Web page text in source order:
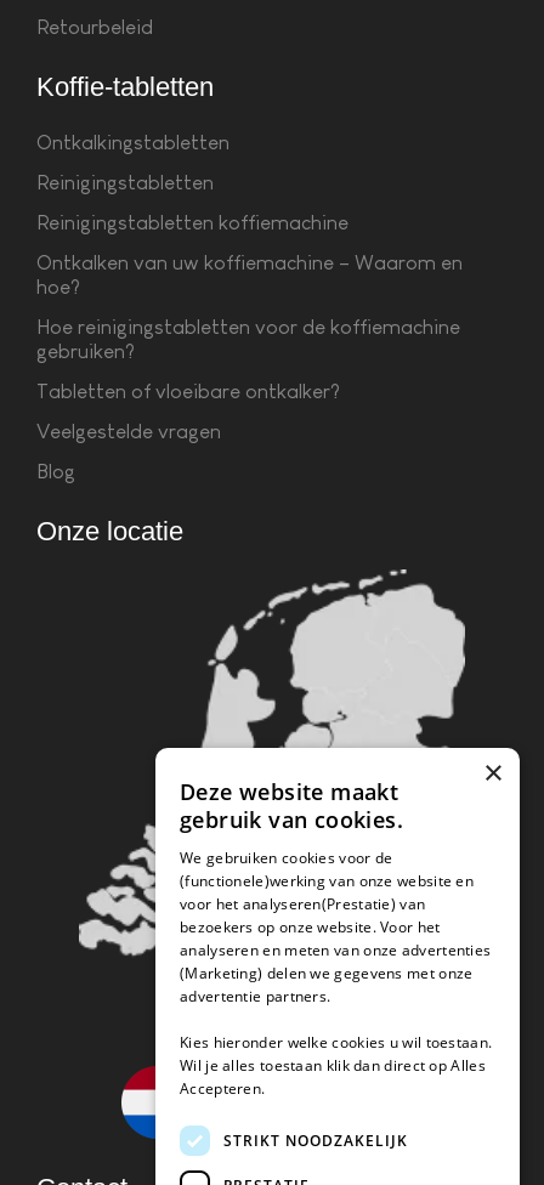
Retourbeleid
Koffie-tabletten
Ontkalkingstabletten
Reinigingstabletten
Reinigingstabletten koffiemachine
Ontkalken van uw koffiemachine – Waarom en
hoe?
Hoe reinigingstabletten voor de koffiemachine
gebruiken?
Tabletten of vloeibare ontkalker?
Veelgestelde vragen
Blog
Onze locatie
×
Deze website maakt
gebruik van cookies.
We gebruiken cookies voor de
(functionele)werking van onze website en
voor het analyseren(Prestatie) van
bezoekers op onze website. Voor het
analyseren en meten van onze advertenties
(Marketing) delen we gegevens met onze
advertentie partners.
Kies hieronder welke cookies u wil toestaan.
Wil je alles toestaan klik dan direct op Alles
Accepteren.
STRIKT NOODZAKELIJK